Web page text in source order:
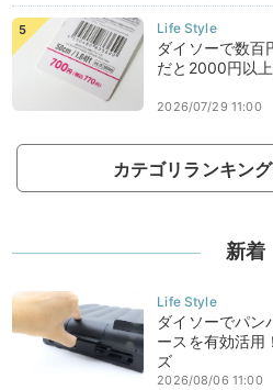
ダイソーで数百
だと2000円以
2026/07/29 11:00
カテゴリランキン
新着
ダイソーでパン
ースを有効活用
ズ
2026/08/06 11:00